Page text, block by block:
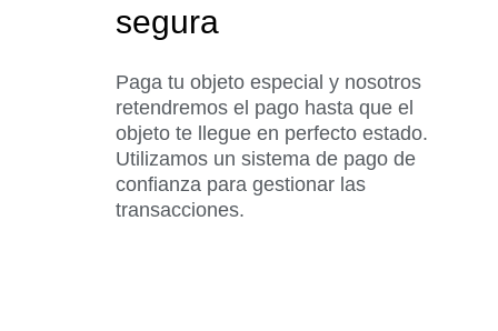
segura
Paga tu objeto especial y nosotros
retendremos el pago hasta que el
objeto te llegue en perfecto estado.
Utilizamos un sistema de pago de
confianza para gestionar las
transacciones.